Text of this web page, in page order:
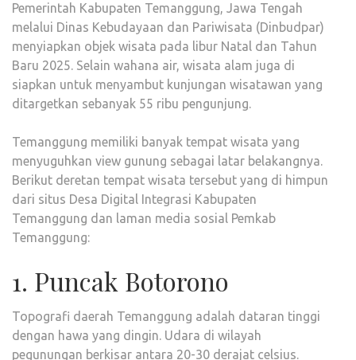
Pemerintah Kabupaten Temanggung, Jawa Tengah
melalui Dinas Kebudayaan dan Pariwisata (Dinbudpar)
menyiapkan objek wisata pada libur Natal dan Tahun
Baru 2025. Selain wahana air, wisata alam juga di
siapkan untuk menyambut kunjungan wisatawan yang
ditargetkan sebanyak 55 ribu pengunjung.
Temanggung memiliki banyak tempat wisata yang
menyuguhkan view gunung sebagai latar belakangnya.
Berikut deretan tempat wisata tersebut yang di himpun
dari situs Desa Digital Integrasi Kabupaten
Temanggung dan laman media sosial Pemkab
Temanggung:
1. Puncak Botorono
Topografi daerah Temanggung adalah dataran tinggi
dengan hawa yang dingin. Udara di wilayah
pegunungan berkisar antara 20-30 derajat celsius.